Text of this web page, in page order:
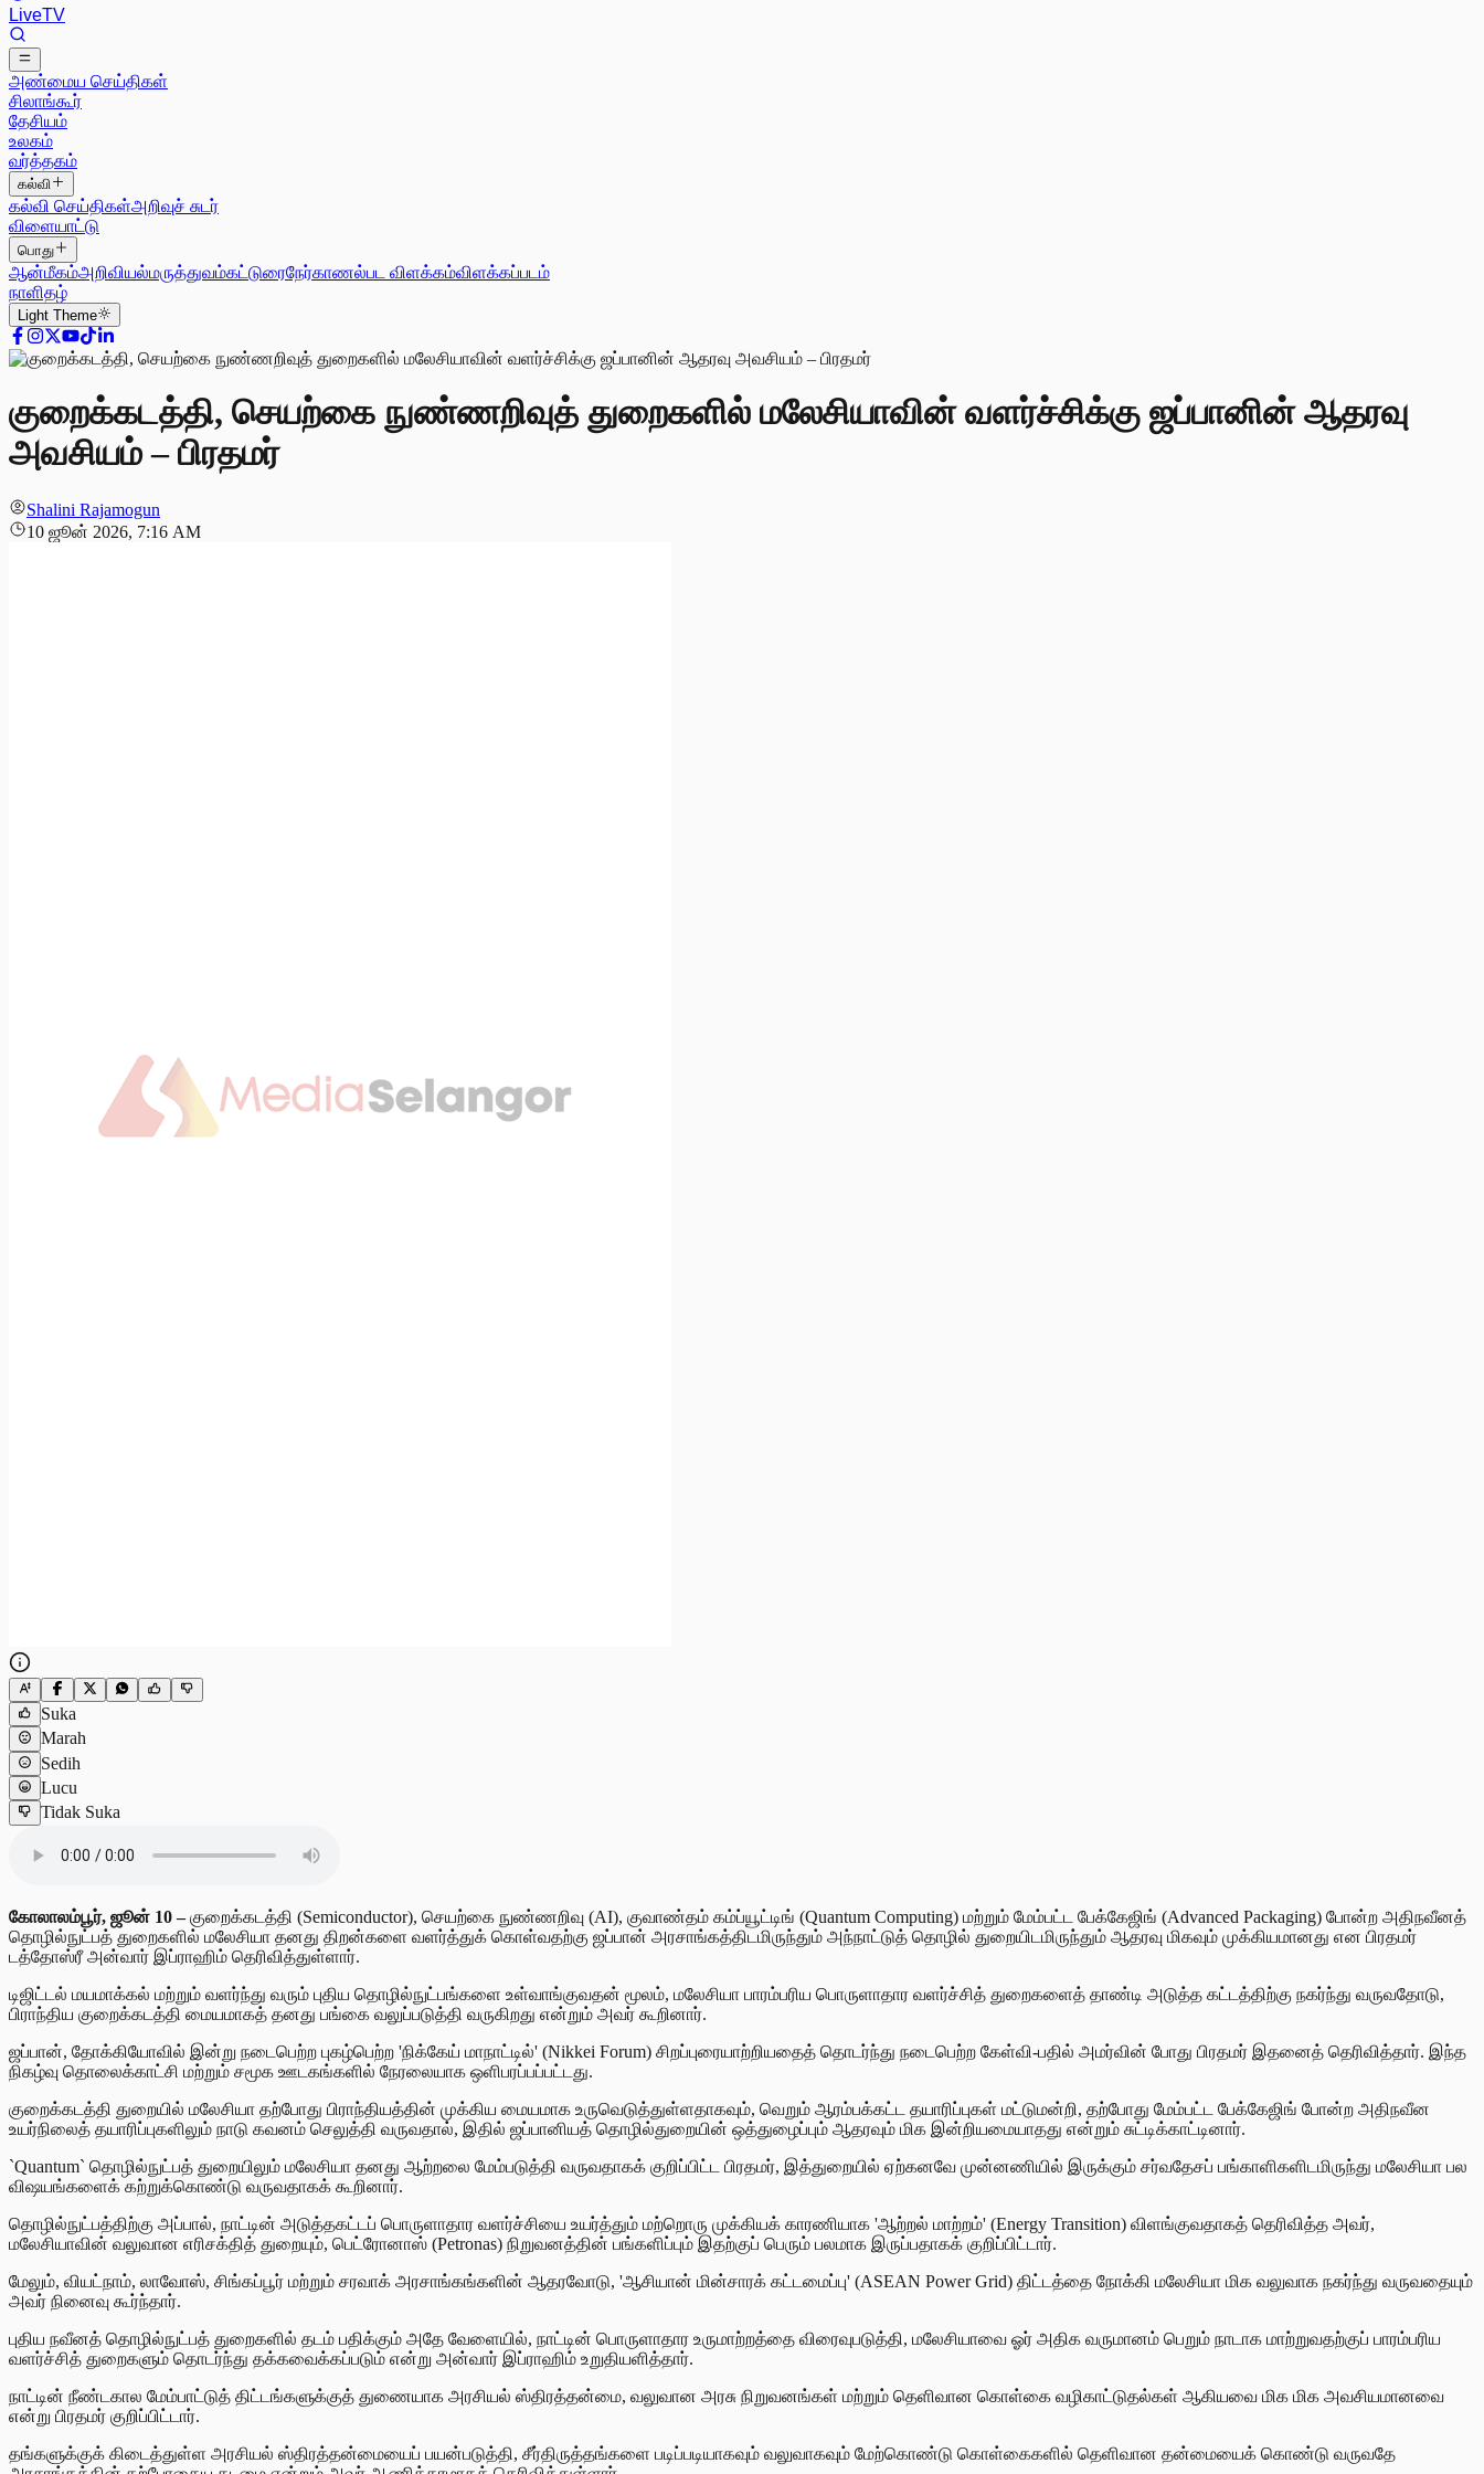
LiveTV
அண்மைய செய்திகள்
சிலாங்கூர்
தேசியம்
உலகம்
வர்த்தகம்
கல்வி
கல்வி செய்திகள்அறிவுச் சுடர்
விளையாட்டு
பொது
ஆன்மீகம்அறிவியல்மருத்துவம்கட்டுரைநேர்காணல்பட விளக்கம்விளக்கப்படம்
நாளிதழ்
Light Theme
குறைக்கடத்தி, செயற்கை நுண்ணறிவுத் துறைகளில் மலேசியாவின் வளர்ச்சிக்கு ஜப்பானின் ஆதரவு
அவசியம் – பிரதமர்
Shalini Rajamogun
10 ஜூன் 2026, 7:16 AM
Suka
Marah
Sedih
Lucu
Tidak Suka
கோலாலம்பூர், ஜூன் 10 –குறைக்கடத்தி (Semiconductor), செயற்கை நுண்ணறிவு (AI), குவாண்தம் கம்ப்யூட்டிங் (Quantum Computing) மற்றும் மேம்பட்ட பேக்கேஜிங் (Advanced Packaging) போன்ற அதிநவீனத்
தொழில்நுட்பத் துறைகளில் மலேசியா தனது திறன்களை வளர்த்துக் கொள்வதற்கு ஜப்பான் அரசாங்கத்திடமிருந்தும் அந்நாட்டுத் தொழில் துறையிடமிருந்தும் ஆதரவு மிகவும் முக்கியமானது என பிரதமர்
டத்தோஸ்ரீ அன்வார் இப்ராஹிம் தெரிவித்துள்ளார்.
டிஜிட்டல் மயமாக்கல் மற்றும் வளர்ந்து வரும் புதிய தொழில்நுட்பங்களை உள்வாங்குவதன் மூலம், மலேசியா பாரம்பரிய பொருளாதார வளர்ச்சித் துறைகளைத் தாண்டி அடுத்த கட்டத்திற்கு நகர்ந்து வருவதோடு,
பிராந்திய குறைக்கடத்தி மையமாகத் தனது பங்கை வலுப்படுத்தி வருகிறது என்றும் அவர் கூறினார்.
ஜப்பான், தோக்கியோவில் இன்று நடைபெற்ற புகழ்பெற்ற 'நிக்கேய் மாநாட்டில்' (Nikkei Forum) சிறப்புரையாற்றியதைத் தொடர்ந்து நடைபெற்ற கேள்வி-பதில் அமர்வின் போது பிரதமர் இதனைத் தெரிவித்தார். இந்த
நிகழ்வு தொலைக்காட்சி மற்றும் சமூக ஊடகங்களில் நேரலையாக ஒளிபரப்பப்பட்டது.
குறைக்கடத்தி துறையில் மலேசியா தற்போது பிராந்தியத்தின் முக்கிய மையமாக உருவெடுத்துள்ளதாகவும், வெறும் ஆரம்பக்கட்ட தயாரிப்புகள் மட்டுமன்றி, தற்போது மேம்பட்ட பேக்கேஜிங் போன்ற அதிநவீன
உயர்நிலைத் தயாரிப்புகளிலும் நாடு கவனம் செலுத்தி வருவதால், இதில் ஜப்பானியத் தொழில்துறையின் ஒத்துழைப்பும் ஆதரவும் மிக இன்றியமையாதது என்றும் சுட்டிக்காட்டினார்.
`Quantum` தொழில்நுட்பத் துறையிலும் மலேசியா தனது ஆற்றலை மேம்படுத்தி வருவதாகக் குறிப்பிட்ட பிரதமர், இத்துறையில் ஏற்கனவே முன்னணியில் இருக்கும் சர்வதேசப் பங்காளிகளிடமிருந்து மலேசியா பல
விஷயங்களைக் கற்றுக்கொண்டு வருவதாகக் கூறினார்.
தொழில்நுட்பத்திற்கு அப்பால், நாட்டின் அடுத்தகட்டப் பொருளாதார வளர்ச்சியை உயர்த்தும் மற்றொரு முக்கியக் காரணியாக 'ஆற்றல் மாற்றம்' (Energy Transition) விளங்குவதாகத் தெரிவித்த அவர்,
மலேசியாவின் வலுவான எரிசக்தித் துறையும், பெட்ரோனாஸ் (Petronas) நிறுவனத்தின் பங்களிப்பும் இதற்குப் பெரும் பலமாக இருப்பதாகக் குறிப்பிட்டார்.
மேலும், வியட்நாம், லாவோஸ், சிங்கப்பூர் மற்றும் சரவாக் அரசாங்கங்களின் ஆதரவோடு, 'ஆசியான் மின்சாரக் கட்டமைப்பு' (ASEAN Power Grid) திட்டத்தை நோக்கி மலேசியா மிக வலுவாக நகர்ந்து வருவதையும்
அவர் நினைவு கூர்ந்தார்.
புதிய நவீனத் தொழில்நுட்பத் துறைகளில் தடம் பதிக்கும் அதே வேளையில், நாட்டின் பொருளாதார உருமாற்றத்தை விரைவுபடுத்தி, மலேசியாவை ஓர் அதிக வருமானம் பெறும் நாடாக மாற்றுவதற்குப் பாரம்பரிய
வளர்ச்சித் துறைகளும் தொடர்ந்து தக்கவைக்கப்படும் என்று அன்வார் இப்ராஹிம் உறுதியளித்தார்.
நாட்டின் நீண்டகால மேம்பாட்டுத் திட்டங்களுக்குத் துணையாக அரசியல் ஸ்திரத்தன்மை, வலுவான அரசு நிறுவனங்கள் மற்றும் தெளிவான கொள்கை வழிகாட்டுதல்கள் ஆகியவை மிக மிக அவசியமானவை
என்று பிரதமர் குறிப்பிட்டார்.
தங்களுக்குக் கிடைத்துள்ள அரசியல் ஸ்திரத்தன்மையைப் பயன்படுத்தி, சீர்திருத்தங்களை படிப்படியாகவும் வலுவாகவும் மேற்கொண்டு கொள்கைகளில் தெளிவான தன்மையைக் கொண்டு வருவதே